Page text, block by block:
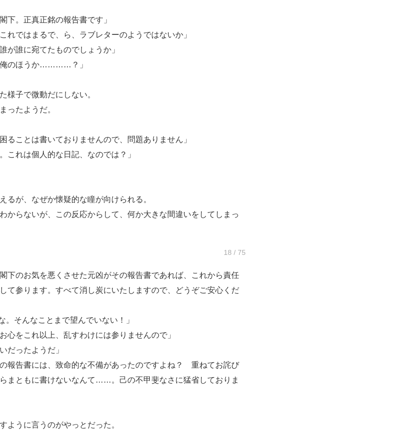
下。正真正銘の報告書です」
ではまるで、ら、ラブレターのようではないか」
が誰に宛てたものでしょうか」
俺のほうか…………？」
子で微動だにしない。
ったようだ。
ることは書いておりませんので、問題ありません」
れは個人的な日記、なのでは？」
が、なぜか懐疑的な瞳が向けられる。
からないが、この反応からして、何か大きな間違いをしてしまっ
18 / 75
下のお気を悪くさせた元凶がその報告書であれば、これから責任
て参ります。すべて消し炭にいたしますので、どうぞご安心くだ
そんなことまで望んでいない！」
心をこれ以上、乱すわけには参りませんので」
だったようだ」
報告書には、致命的な不備があったのですよね？ 重ねてお詫び
まともに書けないなんて……。己の不甲斐なさに猛省しておりま
うに言うのがやっとだった。